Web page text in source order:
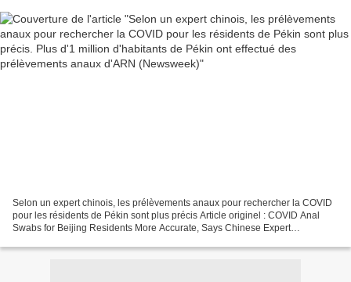
Selon un expert chinois, les prélèvements anaux pour rechercher la COVID
pour les résidents de Pékin sont plus précis Article originel : COVID Anal
Swabs for Beijing Residents More Accurate, Says Chinese Expert